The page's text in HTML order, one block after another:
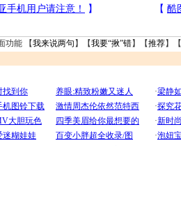
功能 【我来说两句 】【我要“揪”错】【推荐】